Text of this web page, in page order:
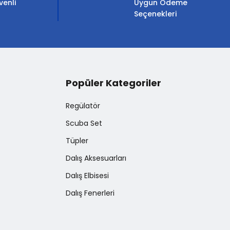
Uygun Ödeme
Seçenekleri
Popüler Kategoriler
Regülatör
Scuba Set
Tüpler
Dalış Aksesuarları
Dalış Elbisesi
Dalış Fenerleri